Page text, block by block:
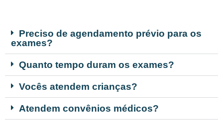
Preciso de agendamento prévio para os
exames?
Quanto tempo duram os exames?
Vocês atendem crianças?
Atendem convênios médicos?